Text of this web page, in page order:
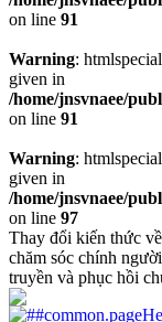
on line 91
Warning:
given in
/home/jnsvnaee/
on line 91
Warning:
given in
/home/jnsvnaee/
on line 97
Thay đổi kiến thức
chăm sóc chính
truyền và phục hồi